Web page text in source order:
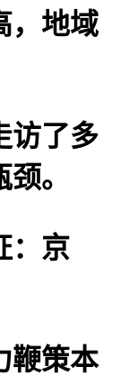
，地域
访了多
。
：京
鞭策本